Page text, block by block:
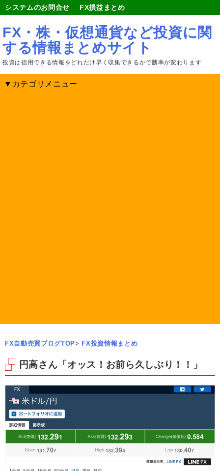
システムのお問合せ FX損益まとめ
FX・株・仮想通貨など投資に関
する情報まとめサイト
投資は信用できる情報をどれだけ早く収集できるかで勝率が変わります
▼カテゴリメニュー
FX自動売買ブログTOP> FX投資情報まとめ
円高さん「オッス！お前ら久しぶり！！」